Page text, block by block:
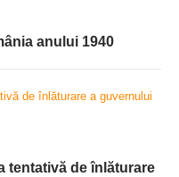
anului 1940
tentativă de înlăturare